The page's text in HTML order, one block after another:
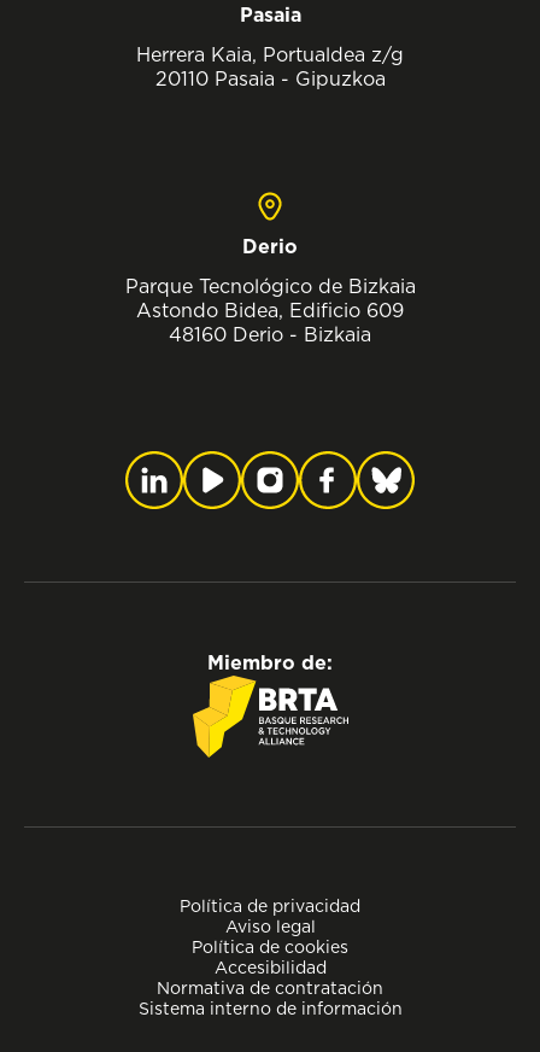
Pasaia
Herrera Kaia, Portualdea z/g
20110 Pasaia - Gipuzkoa
Derio
Parque Tecnológico de Bizkaia
Astondo Bidea, Edificio 609
48160 Derio - Bizkaia
Política de privacidad
Aviso legal
Política de cookies
Accesibilidad
Normativa de contratación
Sistema interno de información
Miembro de: